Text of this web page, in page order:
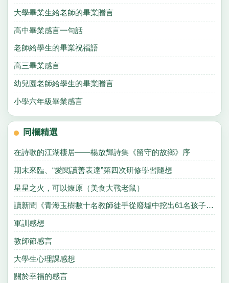
大學畢業生給老師的畢業贈言
高中畢業感言一句話
老師給學生的畢業祝福語
高三畢業感言
幼兒園老師給學生的畢業贈言
小學六年級畢業感言
同欄精選
在詩歌的江湖棲居——楊放輝詩集《留守的故鄉》序
期末來臨、“愛閱讀善表達”第四次研修學習隨想
星星之火，可以燎原（美食大戰老鼠）
讀新聞《青海玉樹數十名教師徒手從廢墟中挖出61名孩子》的感想
軍訓感想
教師節感言
大學生心理課感想
關於幸福的感言